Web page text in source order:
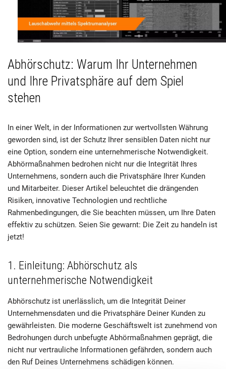
Abhörschutz: Warum Ihr Unternehmen
und Ihre Privatsphäre auf dem Spiel
stehen
In einer Welt, in der Informationen zur wertvollsten Währung
geworden sind, ist der Schutz Ihrer sensiblen Daten nicht nur
eine Option, sondern eine unternehmerische Notwendigkeit.
Abhörmaßnahmen bedrohen nicht nur die Integrität Ihres
Unternehmens, sondern auch die Privatsphäre Ihrer Kunden
und Mitarbeiter. Dieser Artikel beleuchtet die drängenden
Risiken, innovative Technologien und rechtliche
Rahmenbedingungen, die Sie beachten müssen, um Ihre Daten
effektiv zu schützen. Seien Sie gewarnt: Die Zeit zu handeln ist
jetzt!
1. Einleitung: Abhörschutz als
unternehmerische Notwendigkeit
Abhörschutz ist unerlässlich, um die Integrität Deiner
Unternehmensdaten und die Privatsphäre Deiner Kunden zu
gewährleisten. Die moderne Geschäftswelt ist zunehmend von
Bedrohungen durch unbefugte Abhörmaßnahmen geprägt, die
nicht nur vertrauliche Informationen gefährden, sondern auch
den Ruf Deines Unternehmens schädigen können.